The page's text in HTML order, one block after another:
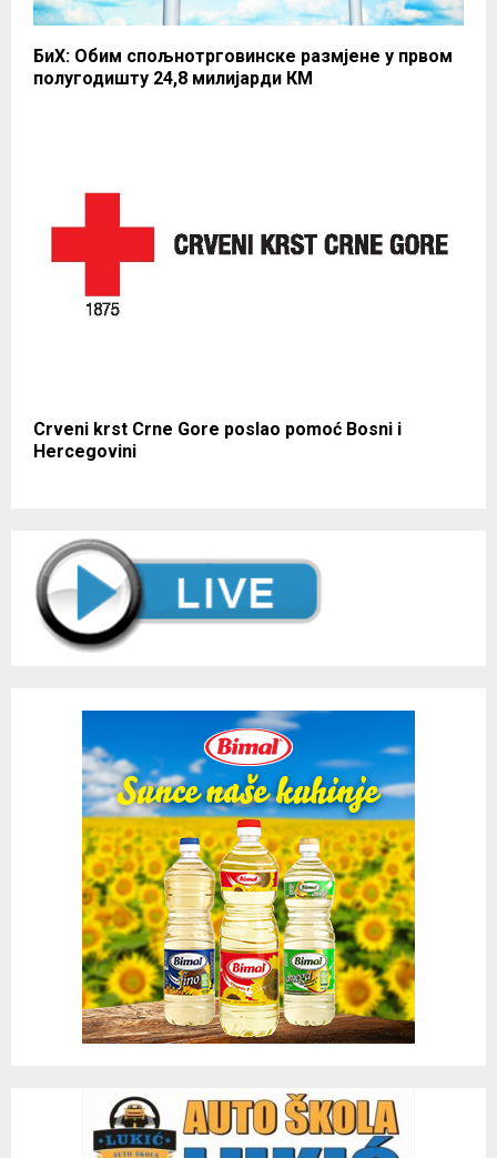
БиХ: Обим спољнотрговинске размјене у првом
полугодишту 24,8 милијарди КМ
Crveni krst Crne Gore poslao pomoć Bosni i
Hercegovini